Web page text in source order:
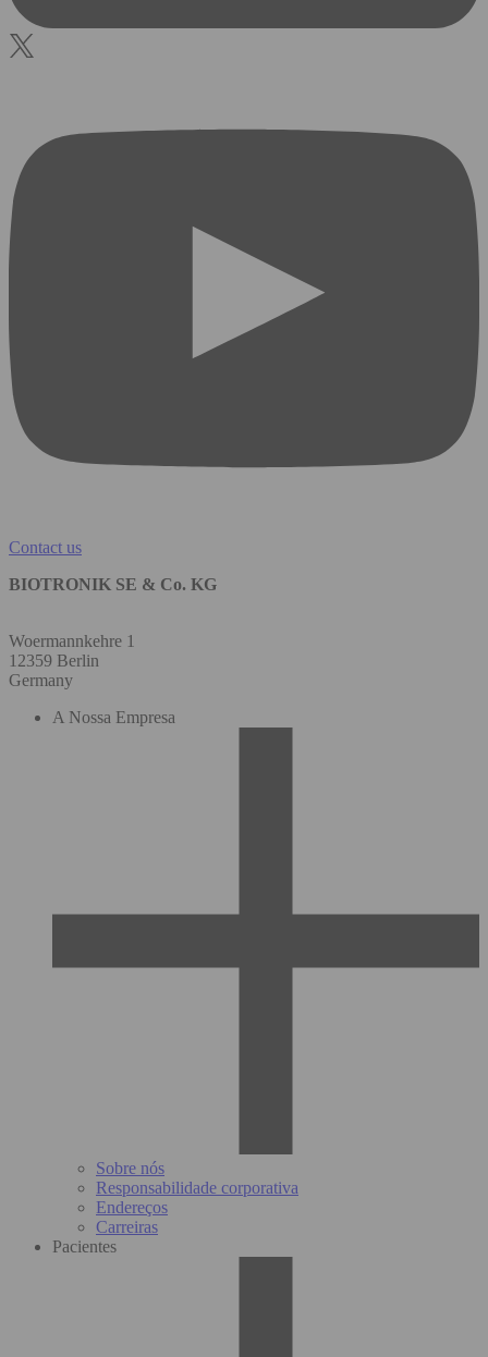
Contact us
BIOTRONIK SE & Co. KG
Woermannkehre 1
12359 Berlin
Germany
A Nossa Empresa
Sobre nós
Responsabilidade corporativa
Endereços
Carreiras
Pacientes